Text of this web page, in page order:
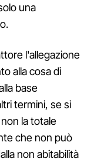
una
l'allegazione
alla cosa di
base
termini, se si
la totale
che non può
non abitabilità